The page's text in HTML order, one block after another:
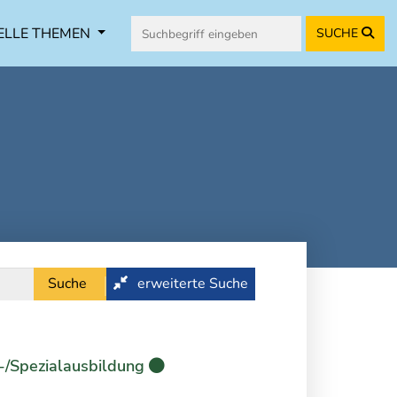
THEMEN SUCHE
Suche erweiterte Suche
Spezialausbildung